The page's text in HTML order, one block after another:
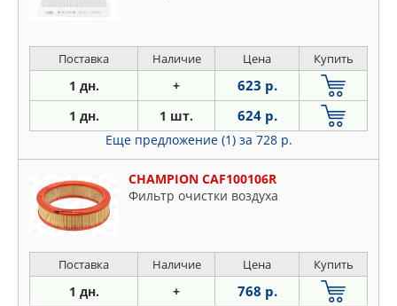
Поставка Наличие Цена Купить
1 дн. + 623 р.
1 дн. 1 шт. 624 р.
Еще предложение (1) за 728 р.
CHAMPION CAF100106R
Фильтр очистки воздуха
Поставка Наличие Цена Купить
1 дн. + 768 р.